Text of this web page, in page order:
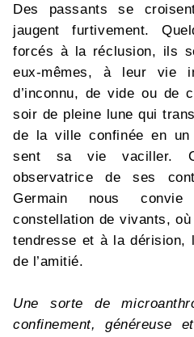
Des passants se
jaugent furtivement.
forcés à la réclusion, ils
eux-mêmes, à leur vie
d’inconnu, de vide ou de
soir de pleine lune qui
de la ville confinée en un
sent sa vie vaciller.
observatrice de ses
Germain nous
constellation de vivants,
tendresse et à la dérision,
de l’amitié.
Une sorte de
confinement, généreuse